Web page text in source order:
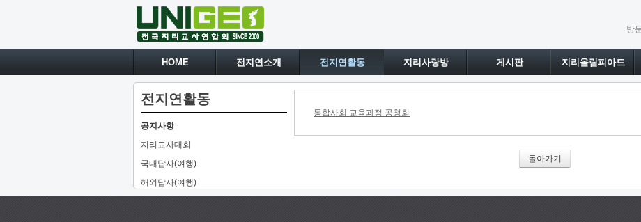
방
HOME 전지연소개 전지연활동 지리사랑방 게시판 지리올림피아드
전지연활동
공지사항
지리교사대회
국내답사(여행)
해외답사(여행)
통합사회 교육과정 공청회
돌아가기